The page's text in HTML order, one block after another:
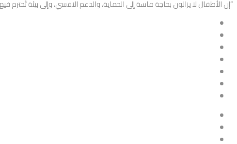
“إن الأطفال لا يزالون بحاجة ماسة إلى الحماية، والدعم النفسي، وإلى بيئة